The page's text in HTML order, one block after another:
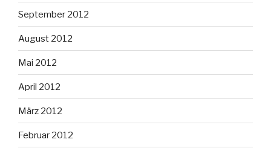
September 2012
August 2012
Mai 2012
April 2012
März 2012
Februar 2012